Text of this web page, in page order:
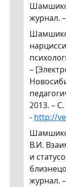
журнал.
–
2013. –
- http://
В.И.
и
журнал.